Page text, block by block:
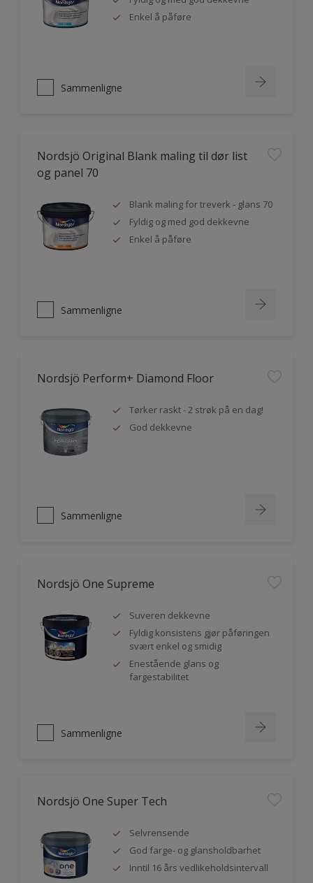
Enkel å påføre
Sammenligne
Nordsjö Original Blank maling til dør list
og panel 70
Blank maling for treverk - glans 70
Fyldig og med god dekkevne
Enkel å påføre
Sammenligne
Nordsjö Perform+ Diamond Floor
Tørker raskt - 2 strøk på en dag!
God dekkevne
Sammenligne
Nordsjö One Supreme
Suveren dekkevne
Fyldig konsistens gjør påføringen
svært enkel og smidig
Enestående glans og
fargestabilitet
Sammenligne
Nordsjö One Super Tech
Selvrensende
God farge- og glansholdbarhet
Inntil 16 års vedlikeholdsintervall